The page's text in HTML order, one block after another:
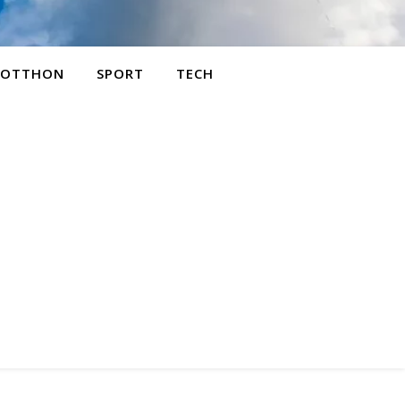
OTTHON SPORT TECH